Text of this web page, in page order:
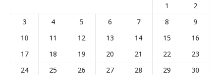
1
2
3
4 5 6 7 8
9
10
11 12 13 14 15
16
17
18 19 20 21 22
23
24
25 26 27 28 29
30